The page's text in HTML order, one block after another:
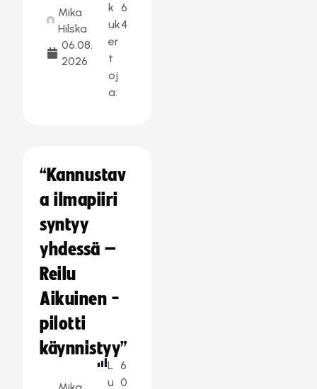
Mika
Hilska
06.08.
2026
k
uk
er
t
oj
a:
6
4
“Kannustav
a ilmapiiri
syntyy
yhdessä –
Reilu
Aikuinen -
pilotti
käynnistyy”
L
u
6
0